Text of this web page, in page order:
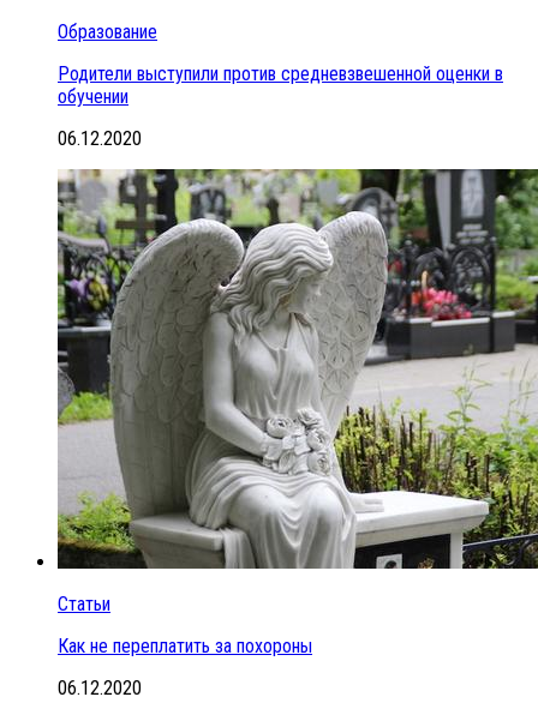
Образование
Родители выступили против средневзвешенной оценки в
обучении
06.12.2020
Статьи
Как не переплатить за похороны
06.12.2020